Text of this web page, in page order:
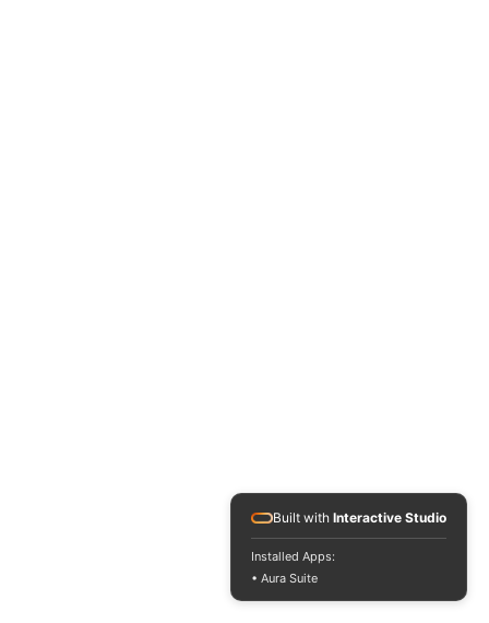
Built with Interactive Studio
Installed Apps:
• Aura Suite